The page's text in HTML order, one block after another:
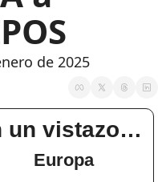
de 2025
un vistazo…
Europa